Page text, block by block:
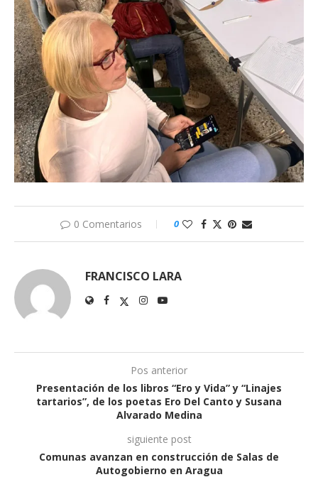
0 Comentarios 0
FRANCISCO LARA
Pos anterior
Presentación de los libros “Ero y Vida” y “Linajes
tartarios”, de los poetas Ero Del Canto y Susana
Alvarado Medina
siguiente post
Comunas avanzan en construcción de Salas de
Autogobierno en Aragua